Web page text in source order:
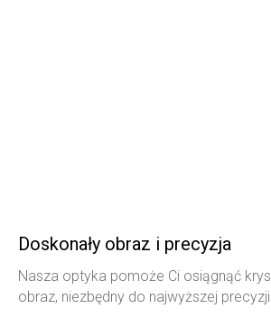
Doskonały obraz i precyzja
Nasza optyka pomoże Ci osiągnąć
obraz, niezbędny do najwyższej